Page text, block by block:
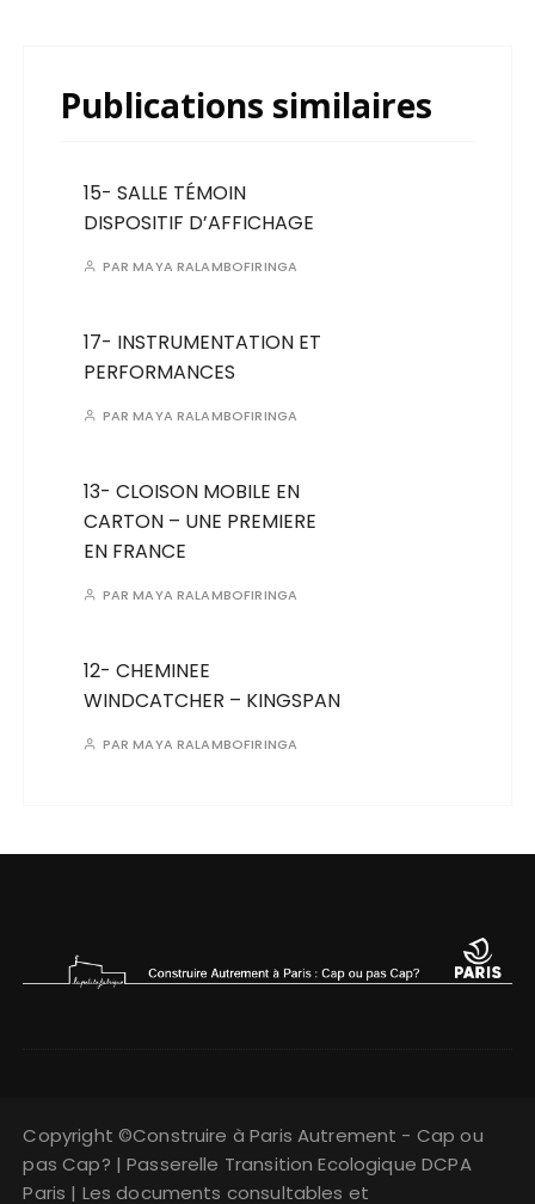
Publications similaires
15- SALLE TÉMOIN
DISPOSITIF D’AFFICHAGE
PARMAYA RALAMBOFIRINGA
17- INSTRUMENTATION ET
PERFORMANCES
PARMAYA RALAMBOFIRINGA
13- CLOISON MOBILE EN
CARTON – UNE PREMIERE
EN FRANCE
PARMAYA RALAMBOFIRINGA
12- CHEMINEE
WINDCATCHER – KINGSPAN
PARMAYA RALAMBOFIRINGA
Copyright ©Construire à Paris Autrement - Cap ou
pas Cap? | Passerelle Transition Ecologique DCPA
Paris | Les documents consultables et